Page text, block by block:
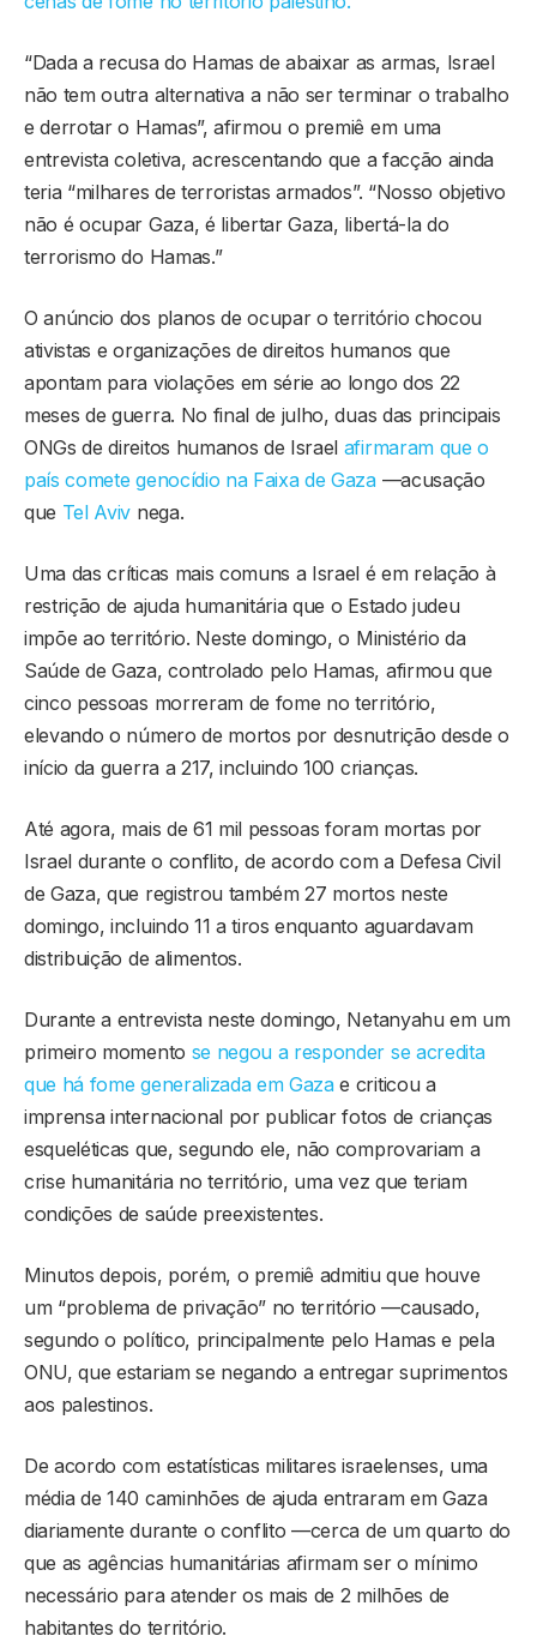
“Dada a recusa do Hamas de abaixar as armas, Israel
não tem outra alternativa a não ser terminar o trabalho
e derrotar o Hamas”, afirmou o premiê em uma
entrevista coletiva, acrescentando que a facção ainda
teria “milhares de terroristas armados”. “Nosso objetivo
não é ocupar Gaza, é libertar Gaza, libertá-la do
terrorismo do Hamas.”
O anúncio dos planos de ocupar o território chocou
ativistas e organizações de direitos humanos que
apontam para violações em série ao longo dos 22
meses de guerra. No final de julho, duas das principais
ONGs de direitos humanos de Israel afirmaram que o
país comete genocídio na Faixa de Gaza—acusação
que Tel Aviv nega.
Uma das críticas mais comuns a Israel é em relação à
restrição de ajuda humanitária que o Estado judeu
impõe ao território. Neste domingo, o Ministério da
Saúde de Gaza, controlado pelo Hamas, afirmou que
cinco pessoas morreram de fome no território,
elevando o número de mortos por desnutrição desde o
início da guerra a 217, incluindo 100 crianças.
Até agora, mais de 61 mil pessoas foram mortas por
Israel durante o conflito, de acordo com a Defesa Civil
de Gaza, que registrou também 27 mortos neste
domingo, incluindo 11 a tiros enquanto aguardavam
distribuição de alimentos.
Durante a entrevista neste domingo, Netanyahu em um
primeiro momento se negou a responder se acredita
que há fome generalizada em Gazae criticou a
imprensa internacional por publicar fotos de crianças
esqueléticas que, segundo ele, não comprovariam a
crise humanitária no território, uma vez que teriam
condições de saúde preexistentes.
Minutos depois, porém, o premiê admitiu que houve
um “problema de privação” no território —causado,
segundo o político, principalmente pelo Hamas e pela
ONU, que estariam se negando a entregar suprimentos
aos palestinos.
De acordo com estatísticas militares israelenses, uma
média de 140 caminhões de ajuda entraram em Gaza
diariamente durante o conflito —cerca de um quarto do
que as agências humanitárias afirmam ser o mínimo
necessário para atender os mais de 2 milhões de
habitantes do território.